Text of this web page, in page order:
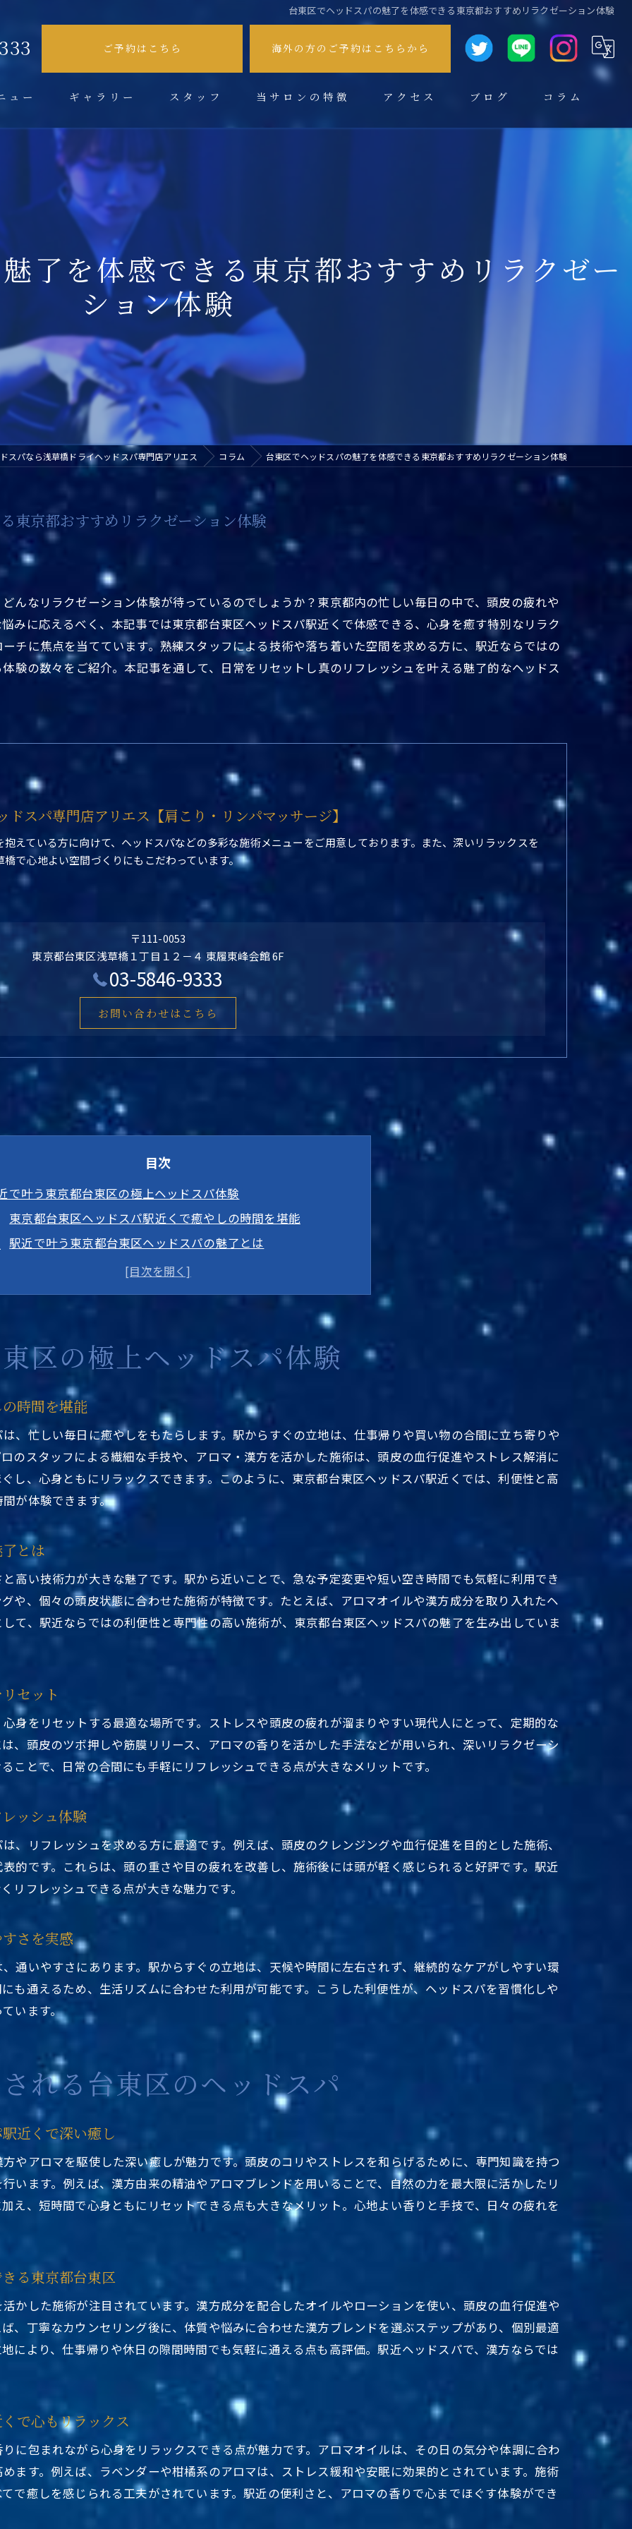
台東区でヘッドスパの魅了を体感できる東京都おすすめリラクゼーション体験
ご予約はこちら 海外の方のご予約はこちらから
ュー ギャラリー スタッフ 当サロンの特徴
ドライヘッドスパ
アクセス ブログ コラム
了を体感できる東京都おすすめリラクゼー
ション体験
スパなら浅草橋ドライヘッドスパ専門店アリエス コラム 台東区でヘッドスパの魅了を体感できる東京都おすすめリラクゼーション体験
東京都おすすめリラクゼーション体験
んなリラクゼーション体験が待っているのでしょうか？東京都内の忙しい毎日の中で、頭皮の疲れや
みに応えるべく、本記事では東京都台東区ヘッドスパ駅近くで体感できる、心身を癒す特別なリラク
チに焦点を当てています。熟練スタッフによる技術や落ち着いた空間を求める方に、駅近ならではの
験の数々をご紹介。本記事を通して、日常をリセットし真のリフレッシュを叶える魅了的なヘッドス
ドスパ専門店アリエス【肩こり・リンパマッサージ】
えている方に向けて、ヘッドスパなどの多彩な施術メニューをご用意しております。また、深いリラックスを
で心地よい空間づくりにもこだわっています。
〒111-0053
東京都台東区浅草橋１丁目１２－４ 東履東峰会館 6F
03-5846-9333
お問い合わせはこちら
目次
で叶う東京都台東区の極上ヘッドスパ体験
東京都台東区ヘッドスパ駅近くで癒やしの時間を堪能
駅近で叶う東京都台東区ヘッドスパの魅了とは
ヘッドスパ東京エリアの駅近くで心身をリセット
駅近くの東京都台東区ヘッドスパでリフレッシュ体験
やアロマで癒やされる台東区のヘッドスパ
漢方やアロマの東京都台東区ヘッドスパ駅近くで深い癒し
駅近くで漢方ヘッドスパの魅了を体感できる東京都台東区
アロマ香る東京都台東区ヘッドスパ駅近くで心もリラックス
東京都台東区ヘッドスパ駅近くで漢方の力を感じる体験
漢方×アロマの東京都台東区ヘッドスパ駅近くで贅沢な時間
ドスパ東京エリアで注目のリラクゼーション術
東京都台東区ヘッドスパ駅近くで最新リラクゼーション術体験
ヘッドスパ東京エリアならではの駅近くリラクゼーション
東京都台東区ヘッドスパ駅近くで注目の癒し術を知る
駅近くの東京都台東区ヘッドスパで一歩先のリフレッシュ
東京都台東区ヘッドスパ駅近くでリラクゼーションの新常識
体もリフレッシュしたい方へ台東区ヘッドスパの魅力
東京都台東区ヘッドスパ駅近くで心身をリフレッシュ
駅近くの東京都台東区ヘッドスパで心の安らぎを体感
東京都台東区ヘッドスパ駅近くの魅了で日常をリセット
疲れを癒す東京都台東区ヘッドスパ駅近くで至福のひととき
東京都台東区ヘッドスパ駅近くで美容と健康の両立を目指す
派志向なら台東区の漢方ヘッドスパがおすすめ
自然派に人気の東京都台東区ヘッドスパ駅近く体験
漢方ヘッドスパを東京都台東区ヘッドスパ駅近くで満喫
東京都台東区ヘッドスパ駅近くで漢方の癒しを実感する方法
駅近くで体験できる東京都台東区ヘッドスパの自然派施術
東京都台東区ヘッドスパ駅近くで心身に優しい自然派選択
くで体感する東京都台東区の深い癒し時間
東京都台東区ヘッドスパ駅近くで深い癒しの時間を過ごす
駅近くで味わう東京都台東区ヘッドスパの極上体験
東京都台東区ヘッドスパ駅近くで心まで癒やされる理由
駅近の東京都台東区ヘッドスパでリラックスタイム満喫
東京都台東区ヘッドスパ駅近くで日常からの解放を実感
区の極上ヘッドスパ体験
時間を堪能
、忙しい毎日に癒やしをもたらします。駅からすぐの立地は、仕事帰りや買い物の合間に立ち寄りや
のスタッフによる繊細な手技や、アロマ・漢方を活かした施術は、頭皮の血行促進やストレス解消に
し、心身ともにリラックスできます。このように、東京都台東区ヘッドスパ駅近くでは、利便性と高
が体験できます。
とは
高い技術力が大きな魅了です。駅から近いことで、急な予定変更や短い空き時間でも気軽に利用でき
や、個々の頭皮状態に合わせた施術が特徴です。たとえば、アロマオイルや漢方成分を取り入れたヘ
て、駅近ならではの利便性と専門性の高い施術が、東京都台東区ヘッドスパの魅了を生み出していま
セット
身をリセットする最適な場所です。ストレスや頭皮の疲れが溜まりやすい現代人にとって、定期的な
、頭皮のツボ押しや筋膜リリース、アロマの香りを活かした手法などが用いられ、深いリラクゼーシ
ことで、日常の合間にも手軽にリフレッシュできる点が大きなメリットです。
ッシュ体験
、リフレッシュを求める方に最適です。例えば、頭皮のクレンジングや血行促進を目的とした施術、
的です。これらは、頭の重さや目の疲れを改善し、施術後には頭が軽く感じられると好評です。駅近
リフレッシュできる点が大きな魅力です。
さを実感
通いやすさにあります。駅からすぐの立地は、天候や時間に左右されず、継続的なケアがしやすい環
も通えるため、生活リズムに合わせた利用が可能です。こうした利便性が、ヘッドスパを習慣化しや
います。
れる台東区のヘッドスパ
近くで深い癒し
やアロマを駆使した深い癒しが魅力です。頭皮のコリやストレスを和らげるために、専門知識を持つ
います。例えば、漢方由来の精油やアロマブレンドを用いることで、自然の力を最大限に活かしたリ
え、短時間で心身ともにリセットできる点も大きなメリット。心地よい香りと手技で、日々の疲れを
る東京都台東区
かした施術が注目されています。漢方成分を配合したオイルやローションを使い、頭皮の血行促進や
、丁寧なカウンセリング後に、体質や悩みに合わせた漢方ブレンドを選ぶステップがあり、個別最適
により、仕事帰りや休日の隙間時間でも気軽に通える点も高評価。駅近ヘッドスパで、漢方ならでは
で心もリラックス
に包まれながら心身をリラックスできる点が魅力です。アロマオイルは、その日の気分や体調に合わ
ます。例えば、ラベンダーや柑橘系のアロマは、ストレス緩和や安眠に効果的とされています。施術
で癒しを感じられる工夫がされています。駅近の便利さと、アロマの香りで心までほぐす体験ができ